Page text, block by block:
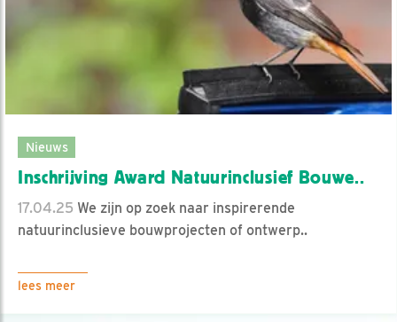
Nieuws
Inschrijving Award Natuurinclusief Bouwe..
17.04.25 We zijn op zoek naar inspirerende
natuurinclusieve bouwprojecten of ontwerp..
lees meer